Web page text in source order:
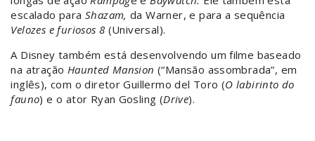
escalado para Shazam, da Warner, e para a sequência
Velozes e furiosos 8 (Universal).
A Disney também está desenvolvendo um filme baseado
na atração Haunted Mansion (“Mansão assombrada”, em
inglês), com o diretor Guillermo del Toro (O labirinto do
fauno) e o ator Ryan Gosling (Drive).